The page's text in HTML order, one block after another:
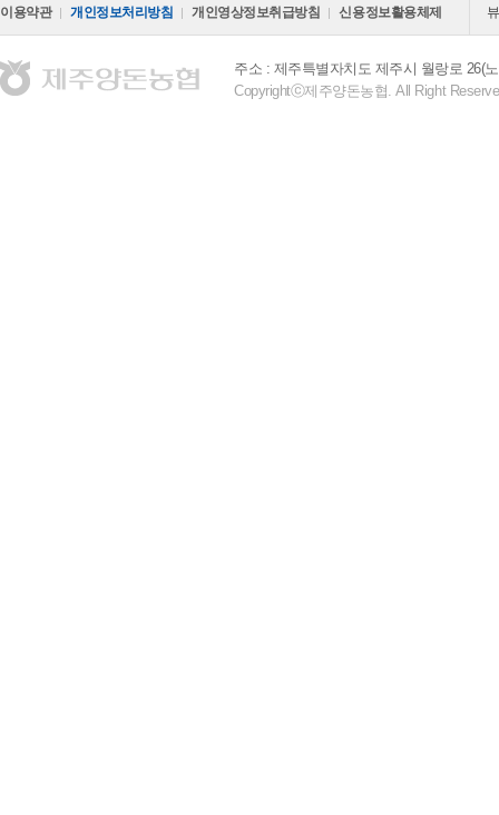
이용약관 개인정보처리방침 개인영상정보취급방침 신용정보활용체제
주소 : 제주특별자치도 제주시 월랑로 26(
Copyrightⓒ제주양돈농협. All Right